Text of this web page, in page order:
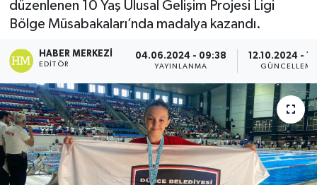
düzenlenen 10 Yaş Ulusal Gelişim Projesi Ligi
Bölge Müsabakaları’nda madalya kazandı.
HABER MERKEZI
EDITÖR
04.06.2024 - 09:38
YAYINLANMA
12.10.2024 -
GÜNCELLEME
Haber Arşivi